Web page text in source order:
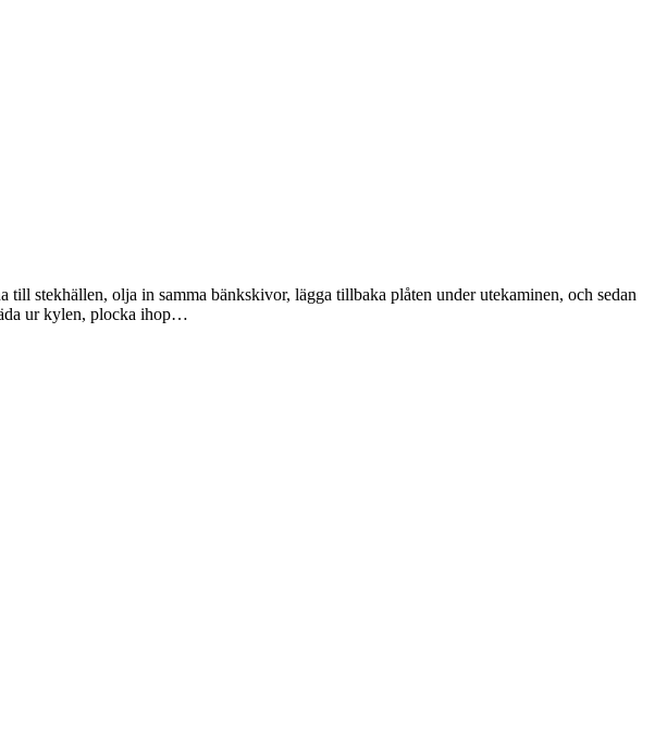
stekhällen, olja in samma bänkskivor, lägga tillbaka plåten under utekaminen, och sedan
ur kylen, plocka ihop…